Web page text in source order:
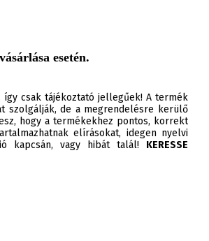
esetén.
csak tájékoztató jellegűek! A termék
szolgálják, de a megrendelésre kerülő
hogy a termékekhez pontos, korrekt
elírásokat, idegen nyelvi
kapcsán, vagy hibát talál! KERESSE